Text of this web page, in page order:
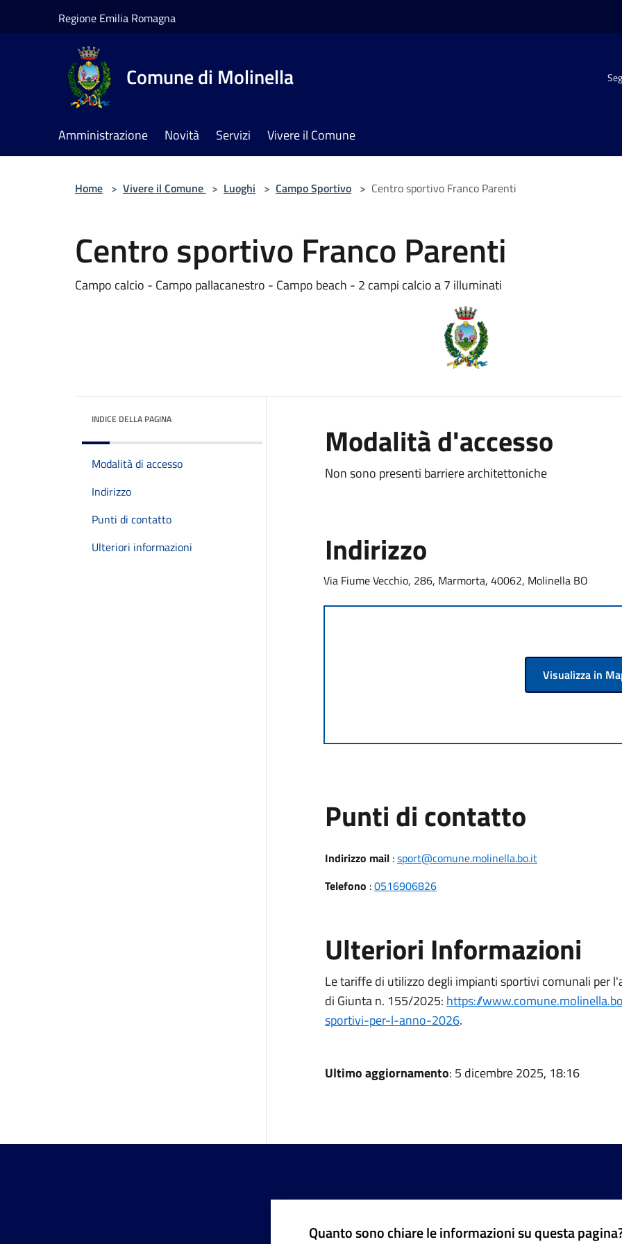
Regione Emilia Romagna
Comune di Molinella
Amministrazione Novità Servizi Vivere il Comune
Home > Vivere il Comune > Luoghi > Campo Sportivo > Centro sportivo Franco Parenti
Centro sportivo Franco Parenti
Campo calcio - Campo pallacanestro - Campo beach - 2 campi calcio a 7 illuminati
INDICE DELLA PAGINA
Modalità di accesso
Indirizzo
Punti di contatto
Ulteriori informazioni
Modalità d'accesso
Non sono presenti barriere architettoniche
Indirizzo
Via Fiume Vecchio, 286, Marmorta, 40062, Molinella BO
Visualizza in
Punti di contatto
Indirizzo mail:sport@comune.molinella.bo.it
Telefono :0516906826
Ulteriori Informazioni
Le tariffe di utilizzo degli impianti sportivi comunali per
di Giunta n. 155/2025: https://
sportivi-per-l-anno-2026.
Ultimo aggiornamento: 5 dicembre 2025, 18:16
Quanto sono chiare le informazioni su questa